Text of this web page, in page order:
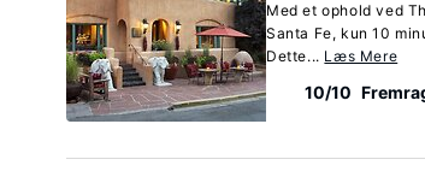
Med et ophold ved
Santa Fe, kun 10
Dette... Læs Mere
10/10